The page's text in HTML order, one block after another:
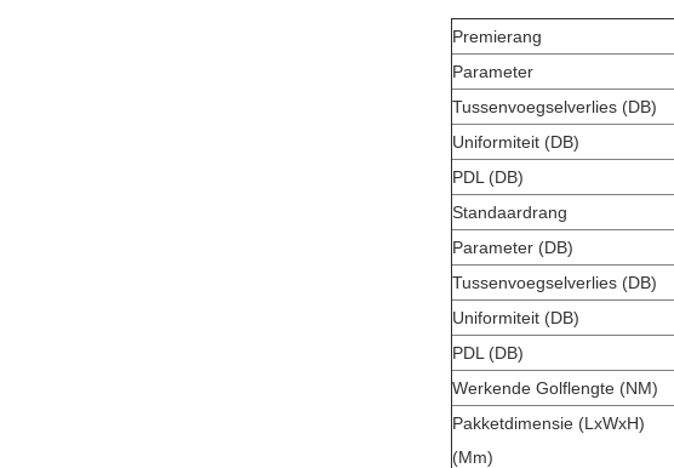
Premierang
Parameter
Tussenvoegselverlies (dB)
Uniformiteit (dB)
PDL (dB)
Standaardrang
Parameter (dB)
Tussenvoegselverlies (dB)
Uniformiteit (dB)
PDL (dB)
Werkende Golflengte (NM)
Pakketdimensie (LxWxH)
(mm)